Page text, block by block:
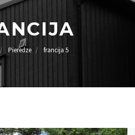
Pieredze francija 5